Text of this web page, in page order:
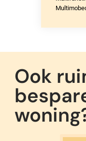
Ook
woning?